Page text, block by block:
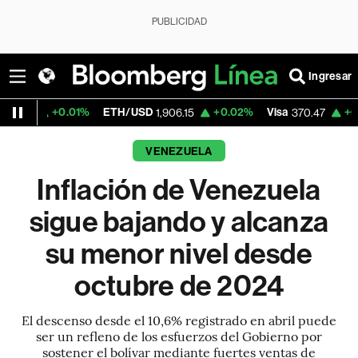
PUBLICIDAD
Ingresar
ETH/USD 1,906.15 +0.02% Visa 370.47 +0.52%
VENEZUELA
Inflación de Venezuela
sigue bajando y alcanza
su menor nivel desde
octubre de 2024
El descenso desde el 10,6% registrado en abril puede
ser un refleno de los esfuerzos del Gobierno por
sostener el bolívar mediante fuertes ventas de